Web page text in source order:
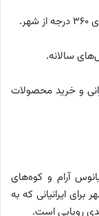
سالانه.
و خرید محصولات
آرام و کوه‌های
ایرانیانی که به
رویایی است.